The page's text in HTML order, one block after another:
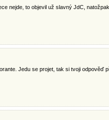
nejde, to objevil už slavný JdC,
Jedu se projet, tak si tvoji odpověď